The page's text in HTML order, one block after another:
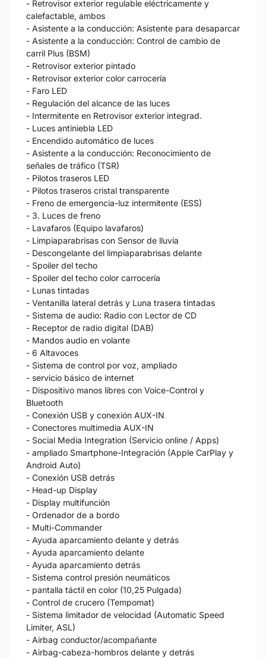
- Retrovisor exterior regulable eléctricamente y
calefactable, ambos
- Asistente a la conducción: Asistente para desaparcar
- Asistente a la conducción: Control de cambio de
carril Plus (BSM)
- Retrovisor exterior pintado
- Retrovisor exterior color carrocería
- Faro LED
- Regulación del alcance de las luces
- Intermitente en Retrovisor exterior integrad.
- Luces antiniebla LED
- Encendido automático de luces
- Asistente a la conducción: Reconocimiento de
señales de tráfico (TSR)
- Pilotos traseros LED
- Pilotos traseros cristal transparente
- Freno de emergencia-luz intermitente (ESS)
- 3. Luces de freno
- Lavafaros (Equipo lavafaros)
- Limpiaparabrisas con Sensor de lluvia
- Descongelante del limpiaparabrisas delante
- Spoiler del techo
- Spoiler del techo color carrocería
- Lunas tintadas
- Ventanilla lateral detrás y Luna trasera tintadas
- Sistema de audio: Radio con Lector de CD
- Receptor de radio digital (DAB)
- Mandos audio en volante
- 6 Altavoces
- Sistema de control por voz, ampliado
- servicio básico de internet
- Dispositivo manos libres con Voice-Control y
Bluetooth
- Conexión USB y conexión AUX-IN
- Conectores multimedia AUX-IN
- Social Media Integration (Servicio online / Apps)
- ampliado Smartphone-Integración (Apple CarPlay y
Android Auto)
- Conexión USB detrás
- Head-up Display
- Display multifunción
- Ordenador de a bordo
- Multi-Commander
- Ayuda aparcamiento delante y detrás
- Ayuda aparcamiento delante
- Ayuda aparcamiento detrás
- Sistema control presión neumáticos
- pantalla táctil en color (10,25 Pulgada)
- Control de crucero (Tempomat)
- Sistema limitador de velocidad (Automatic Speed
Limiter, ASL)
- Airbag conductor/acompañante
- Airbag-cabeza-hombros delante y detrás